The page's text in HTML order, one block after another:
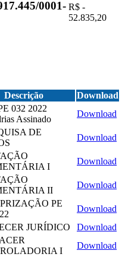
0001- R$ -
52.835,20
Descrição
Download
032 2022
Assinado
Download
DE
Download
I
Download
II
Download
PE
Download
JURÍDICO
Download
I
Download